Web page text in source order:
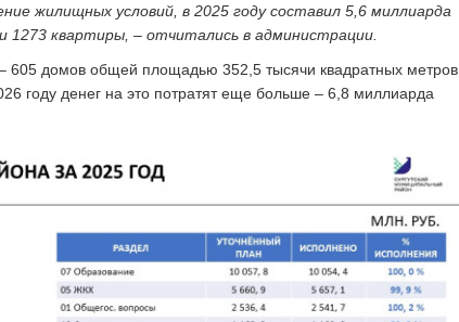
жилищных условий, в 2025 году составил 5,6 миллиарда
1273 квартиры, – отчитались в администрации.
домов общей площадью 352,5 тысячи квадратных метров.
году денег на это потратят еще больше – 6,8 миллиарда